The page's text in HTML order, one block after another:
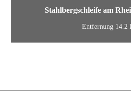
Stahlbergschleife am
Entfernung 14.2